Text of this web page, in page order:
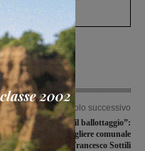
Articolo successivo
“Candidati verso il ballottaggio”:
l’analisi del consigliere comunale
Francesco Sottili